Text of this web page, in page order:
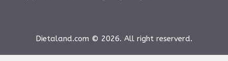
Dietaland.com © 2026. All right reserverd.